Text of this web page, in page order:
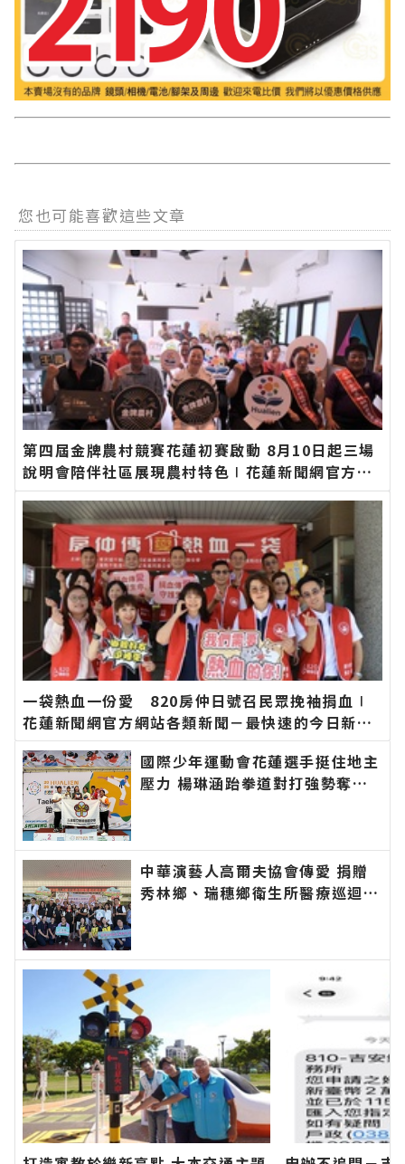
您也可能喜歡這些文章
第四屆金牌農村競賽花蓮初賽啟動 8月10日起三場
說明會陪伴社區展現農村特色∣花蓮新聞網官方網
站各類新聞－最快速的今日新聞報導 最新的在地資
訊！
一袋熱血一份愛 820房仲日號召民眾挽袖捐血∣
花蓮新聞網官方網站各類新聞－最快速的今日新聞
報導 最新的在地資訊！
國際少年運動會花蓮選手挺住地主
壓力 楊琳涵跆拳道對打強勢奪金
地資訊！
中華演藝人高爾夫協會傳愛 捐贈
秀林鄉、瑞穗鄉衛生所醫療巡迴車
的今日新聞報導 最新的在地資
訊！